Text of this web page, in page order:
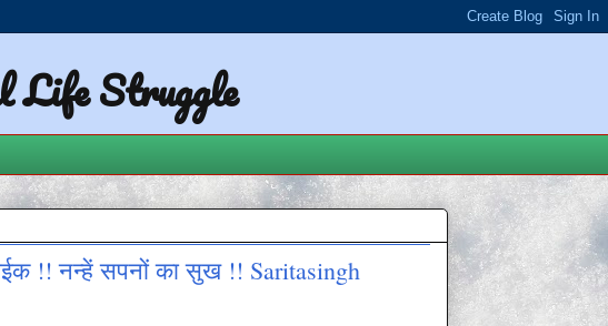
Life Struggle
!! नन्हें सपनों का सुख !! Saritasingh